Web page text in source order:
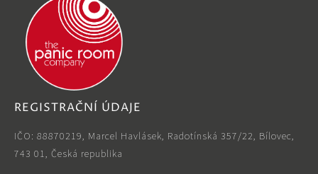
REGISTRAČNÍ ÚDAJE
IČO: 88870219, Marcel Havlásek, Radotínská 357/22, Bílovec,
743 01, Česká republika